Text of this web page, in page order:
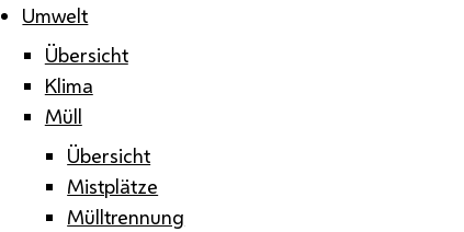
Umwelt
Übersicht
Klima
Müll
Übersicht
Mistplätze
Mülltrennung